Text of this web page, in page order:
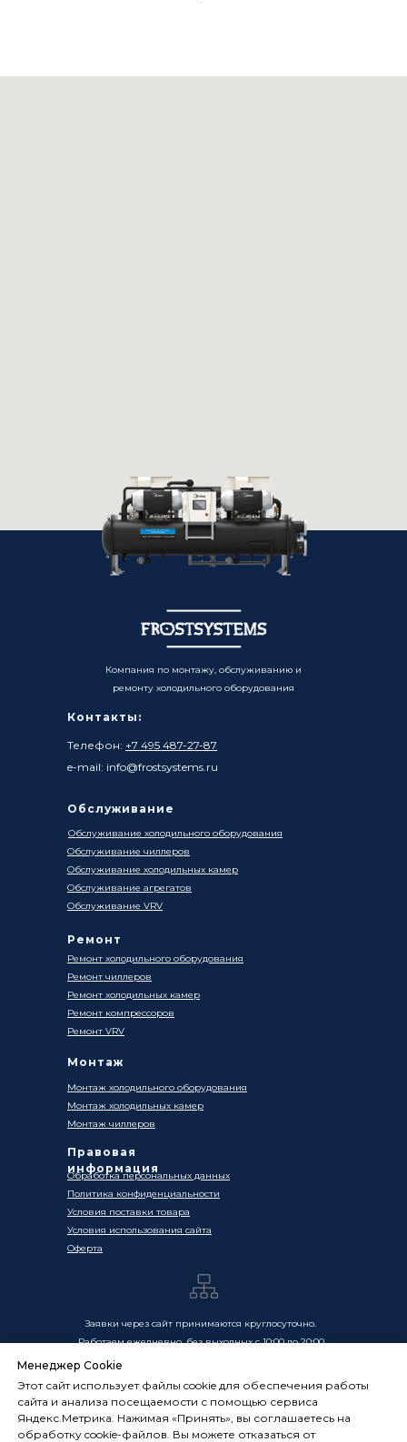
Контакты:
Телефон: +7 495 487-27-87
e-mail: info@frostsystems.ru
Ремонт
Цены, указанные на сайте, носят информационный
характер и не являются публичной офертой в смысле
ст. 437 ГК РФ. Окончательная стоимость товаров и услуг
определяется индивидуально и фиксируется в
Заявки через сайт принимаются круглосуточно.
Работаем ежедневно, без выходных с 10:00 до 20:00
Обработка персональных данных
Политика конфиденциальности
Условия поставки товара
Оферта
Условия использования сайта
Компания по монтажу, обслуживанию и
ремонту холодильного оборудования
Ремонт холодильного оборудования
Ремонт чиллеров
Ремонт холодильных камер
Ремонт компрессоров
Ремонт VRV
Монтаж
Правовая
информация
Монтаж холодильного оборудования
Монтаж чиллеров
Монтаж холодильных камер
Обслуживание
Обслуживание холодильного оборудования
Обслуживание чиллеров
Обслуживание холодильных камер
Обслуживание агрегатов
Обслуживание VRV
Менеджер Cookie
Этот сайт использует файлы cookie для обеспечения работы
сайта и анализа посещаемости с помощью сервиса
Яндекс.Метрика. Нажимая «Принять», вы соглашаетесь на
обработку cookie-файлов. Вы можете отказаться от